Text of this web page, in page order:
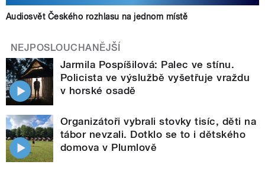
Audiosvět Českého rozhlasu na jednom místě
NEJPOSLOUCHANĚJŠÍ
Jarmila Pospíšilová: Palec ve stínu.
Policista ve výslužbě vyšetřuje vraždu
v horské osadě
Organizátoři vybrali stovky tisíc, děti na
tábor nevzali. Dotklo se to i dětského
domova v Plumlově